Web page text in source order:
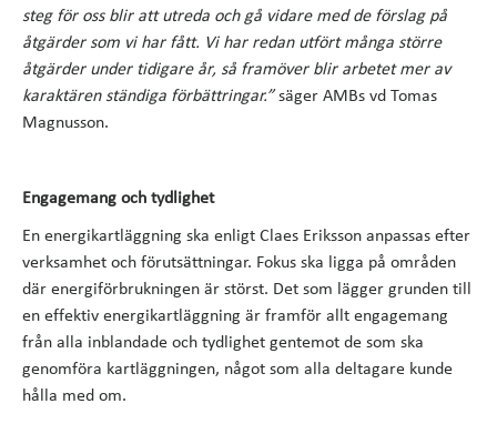
steg för oss blir att utreda och gå vidare med de förslag på
åtgärder som vi har fått. Vi har redan utfört många större
åtgärder under tidigare år, så framöver blir arbetet mer av
karaktären ständiga förbättringar.”säger AMBs vd Tomas
Magnusson.
Engagemang och tydlighet
En energikartläggning ska enligt Claes Eriksson anpassas efter
verksamhet och förutsättningar. Fokus ska ligga på områden
där energiförbrukningen är störst. Det som lägger grunden till
en effektiv energikartläggning är framför allt engagemang
från alla inblandade och tydlighet gentemot de som ska
genomföra kartläggningen, något som alla deltagare kunde
hålla med om.